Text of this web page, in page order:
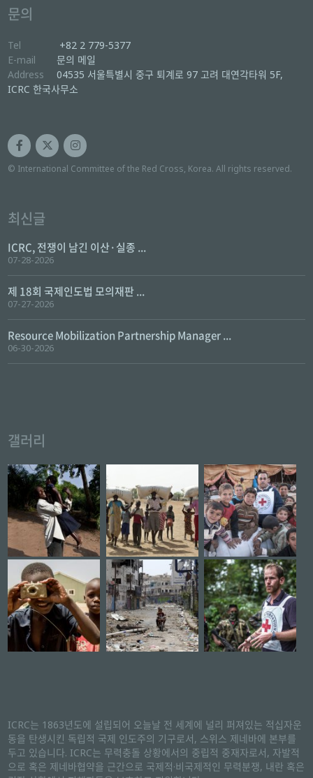
문의
Tel
+82 2 779-5377
E-mail
문의 메일
Address
04535 서울특별시 중구 퇴계로 97 고려 대연각타워 5F,
ICRC 한국사무소
© International Committee of the Red Cross, Korea. All rights reserved.
최신글
ICRC, 전쟁이 남긴 이산·실종 ...
07-28-2026
제 18회 국제인도법 모의재판 ...
07-27-2026
Resource Mobilization Partnership Manager ...
06-30-2026
갤러리
ICRC는 1863년도에 설립되어 오늘날 전 세계에 널리 퍼져있는 적십자운
동을 탄생시킨 독립적 국제 인도주의 기구로서, 스위스 제네바에 본부를
두고 있습니다. ICRC는 무력충돌 상황에서의 중립적 중재자로서, 자발적
으로 혹은 제네바협약을 근간으로 국제적·비국제적인 무력분쟁, 내란 혹은